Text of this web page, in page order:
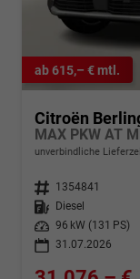
ab 615,– € mtl.
Citroën
MAX PKW AT
unverbindliche
Fahrzeugnr. 1354841
Kraftstoff
Diesel
Leistung
96 kW (131 PS)
31.07.2026